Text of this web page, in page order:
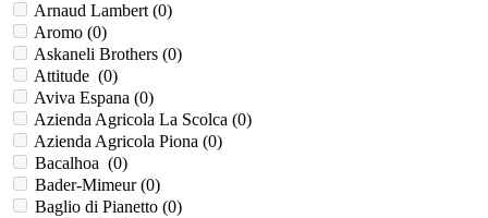
Arnaud Lambert (0)
Aromo (0)
Askaneli Brothers (0)
Attitude (0)
Aviva Espana (0)
Azienda Agricola La Scolca (0)
Azienda Agricola Piona (0)
Bacalhoa (0)
Bader-Mimeur (0)
Baglio di Pianetto (0)